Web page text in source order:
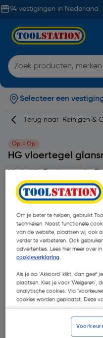
94 vestigingen in Nederland
Selecteer een
Terug naar Reinigen &
Op = Op
HG vloertegel
Om je beter te helpen, gebruikt
technieken. Naast functionele
van de website, plaatsen wij ook
verder te verbeteren. Ook
advertenties. Lees hier meer over
cookieverklaring.
Als je op 'Akkoord' klikt, dan geef
plaatsen. Kies je voor 'Weigeren',
analytische cookies. Via
cookies worden geplaatst. Deze